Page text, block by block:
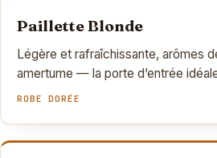
Paillette Blonde
Légère et rafraîchissante, arômes
amertume — la porte d’entrée
ROBE DORÉE